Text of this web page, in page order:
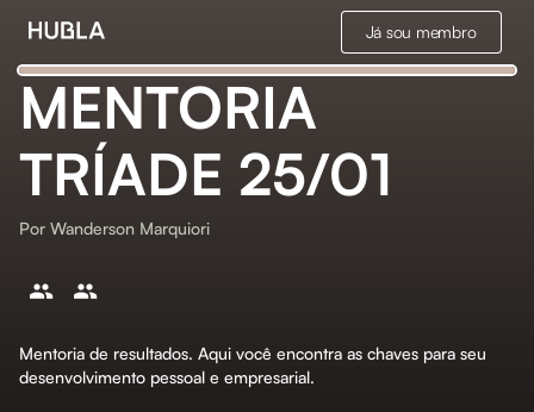
Já sou membro
MENTORIA
TRÍADE 25/01
Por Wanderson Marquiori
Mentoria de resultados. Aqui você encontra as chaves para seu
desenvolvimento pessoal e empresarial.